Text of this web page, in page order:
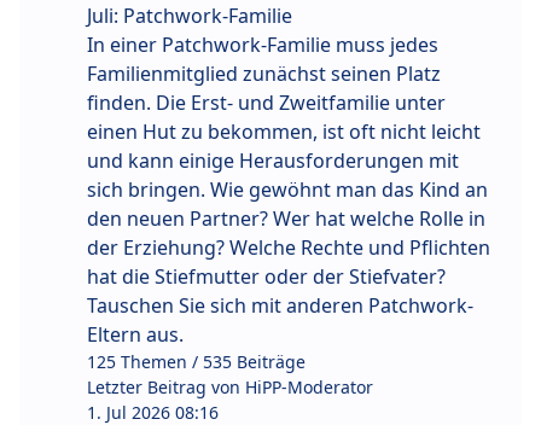
Juli: Patchwork-Familie
In einer Patchwork-Familie muss jedes
Familienmitglied zunächst seinen Platz
finden. Die Erst- und Zweitfamilie unter
einen Hut zu bekommen, ist oft nicht leicht
und kann einige Herausforderungen mit
sich bringen. Wie gewöhnt man das Kind an
den neuen Partner? Wer hat welche Rolle in
der Erziehung? Welche Rechte und Pflichten
hat die Stiefmutter oder der Stiefvater?
Tauschen Sie sich mit anderen Patchwork-
Eltern aus.
125 Themen / 535 Beiträge
Letzter Beitrag von HiPP-Moderator
1. Jul 2026 08:16